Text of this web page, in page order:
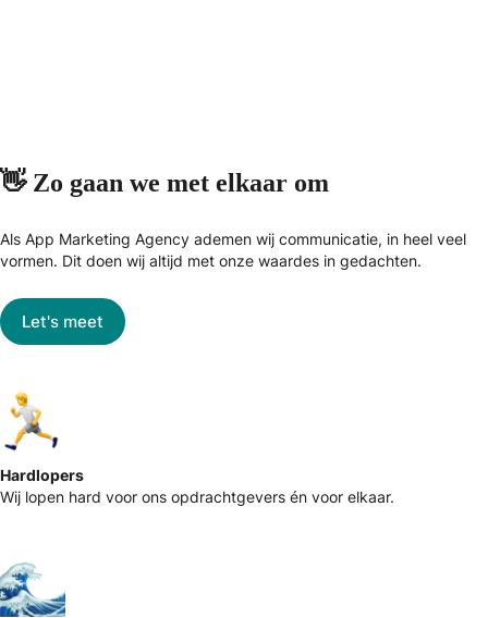
👋 Zo gaan we met elkaar om
Als App Marketing Agency ademen wij communicatie, in heel veel
vormen. Dit doen wij altijd met onze waardes in gedachten.
Let's meet
Hardlopers
Wij lopen hard voor ons opdrachtgevers én voor elkaar.